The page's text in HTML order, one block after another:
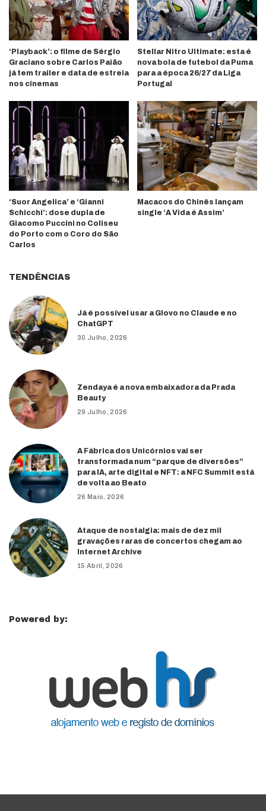
‘Playback’: o filme de Sérgio
Graciano sobre Carlos Paião
já tem trailer e data de estreia
nos cinemas
Stellar Nitro Ultimate: esta é
nova bola de futebol da Puma
para a época 26/27 da Liga
Portugal
‘Suor Angelica’ e ‘Gianni
Schicchi’: dose dupla de
Giacomo Puccini no Coliseu
do Porto com o Coro do São
Carlos
Macacos do Chinês lançam
single ‘A Vida é Assim’
TENDÊNCIAS
Já é possível usar a Glovo no Claude e no
ChatGPT
30 Julho, 2026
Zendaya é a nova embaixadora da Prada
Beauty
29 Julho, 2026
A Fábrica dos Unicórnios vai ser
transformada num “parque de diversões”
para IA, arte digital e NFT: a NFC Summit está
de volta ao Beato
26 Maio, 2026
Ataque de nostalgia: mais de dez mil
gravações raras de concertos chegam ao
Internet Archive
15 Abril, 2026
Powered by: